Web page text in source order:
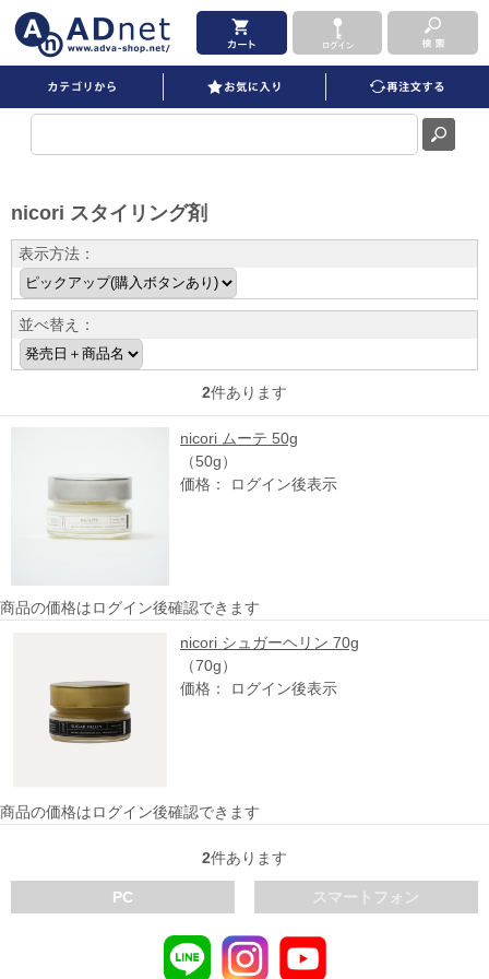
nicori スタイリング剤
表示方法：
並べ替え：
2件あります
nicori ムーテ 50g
（50g）
価格： ログイン後表示
商品の価格はログイン後確認できます
nicori シュガーヘリン 70g
（70g）
価格： ログイン後表示
商品の価格はログイン後確認できます
2件あります
スマートフォン
PC